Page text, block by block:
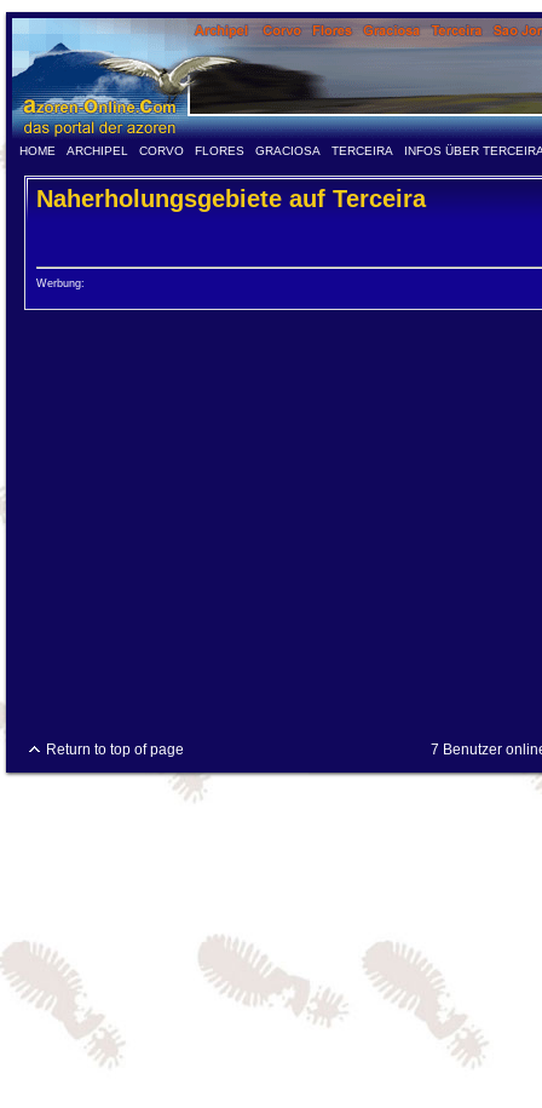
HOME ARCHIPEL CORVO FLORES GRACIOSA TERCEIRA INFOS ÜBER
Naherholungsgebiete auf Terceira
Werbung:
Return to top of page 7 Benutzer